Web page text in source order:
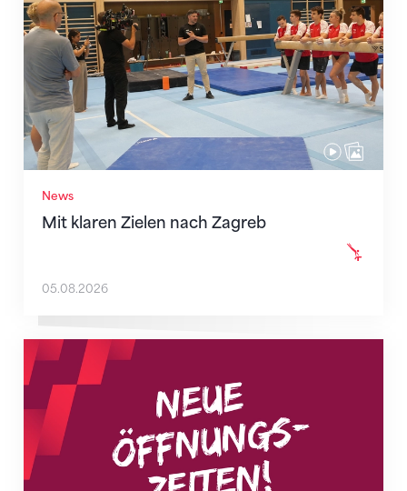
News
Mit klaren Zielen nach Zagreb
05.08.2026
Neue Empfangszeiten ab 1. August 2026